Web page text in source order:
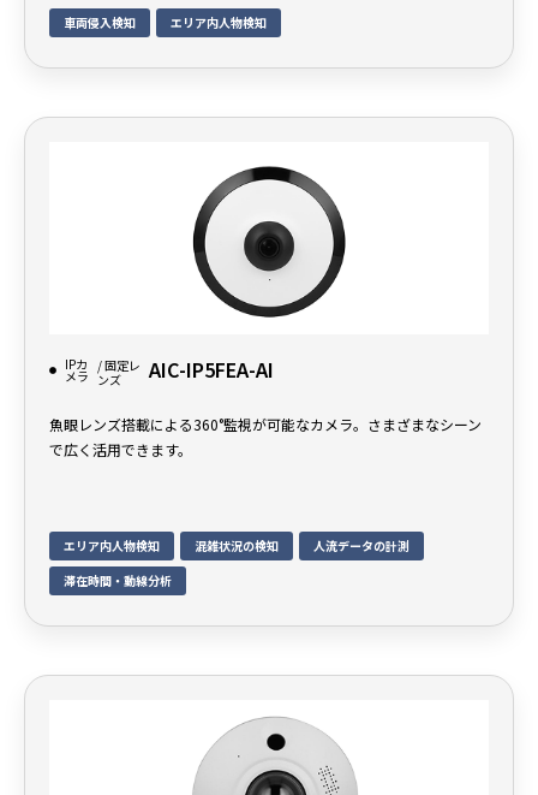
車両侵入検知 エリア内人物検知
IPカ
メラ
/ 固定レ
ンズ
AIC-IP5FEA-AI
魚眼レンズ搭載による360°監視が可能なカメラ。さまざまなシーン
で広く活用できます。
エリア内人物検知 混雑状況の検知
人流データの計測
滞在時間・動線分析